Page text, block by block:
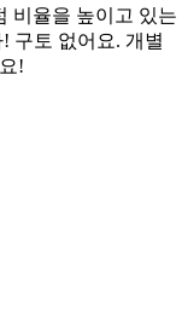
비율을 높이고 있는
구토 없어요. 개별
!